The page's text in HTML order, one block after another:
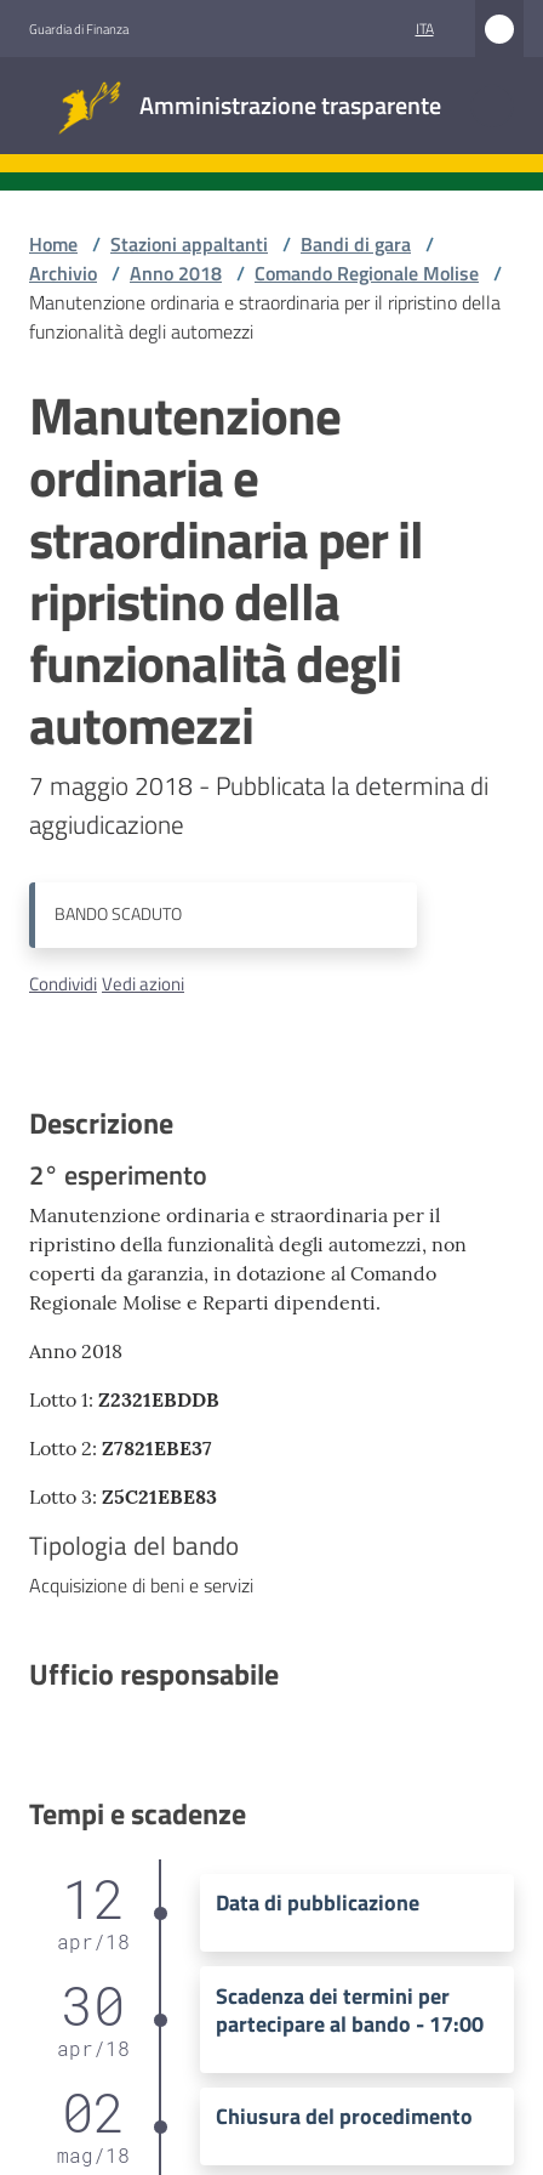
Guardia di Finanza ITA
Amministrazione trasparente
trasparente
Accesso
Stazioni
appaltanti
Contatti
Home / Stazioni appaltanti / Bandi di gara /
Archivio / Anno 2018 / Comando Regionale Molise /
Manutenzione ordinaria e straordinaria per il ripristino della
funzionalità degli automezzi
Salta al contenuto
Manutenzione
ordinaria e
straordinaria per il
ripristino della
funzionalità degli
automezzi
7 maggio 2018 - Pubblicata la determina di
BANDOSCADUTO
CondividiVedi azioni
Descrizione
2° esperimento
Manutenzione ordinaria e straordinaria per il
ripristino della funzionalità degli automezzi, non
coperti da garanzia, in dotazione al Comando
Regionale Molise e Reparti dipendenti.
Anno 2018
Lotto 1: Z2321EBDDB
Lotto 2: Z7821EBE37
Lotto 3: Z5C21EBE83
Tipologia del bando
Acquisizione di beni e servizi
Ufficio responsabile
Tempi e scadenze
12
apr/18
Data di pubblicazione
30
apr/18
Scadenza dei termini per
partecipare al bando - 17:00
02
mag /18
Chiusura del procedimento